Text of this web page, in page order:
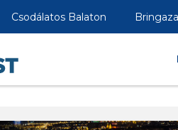
Csodálatos Balaton